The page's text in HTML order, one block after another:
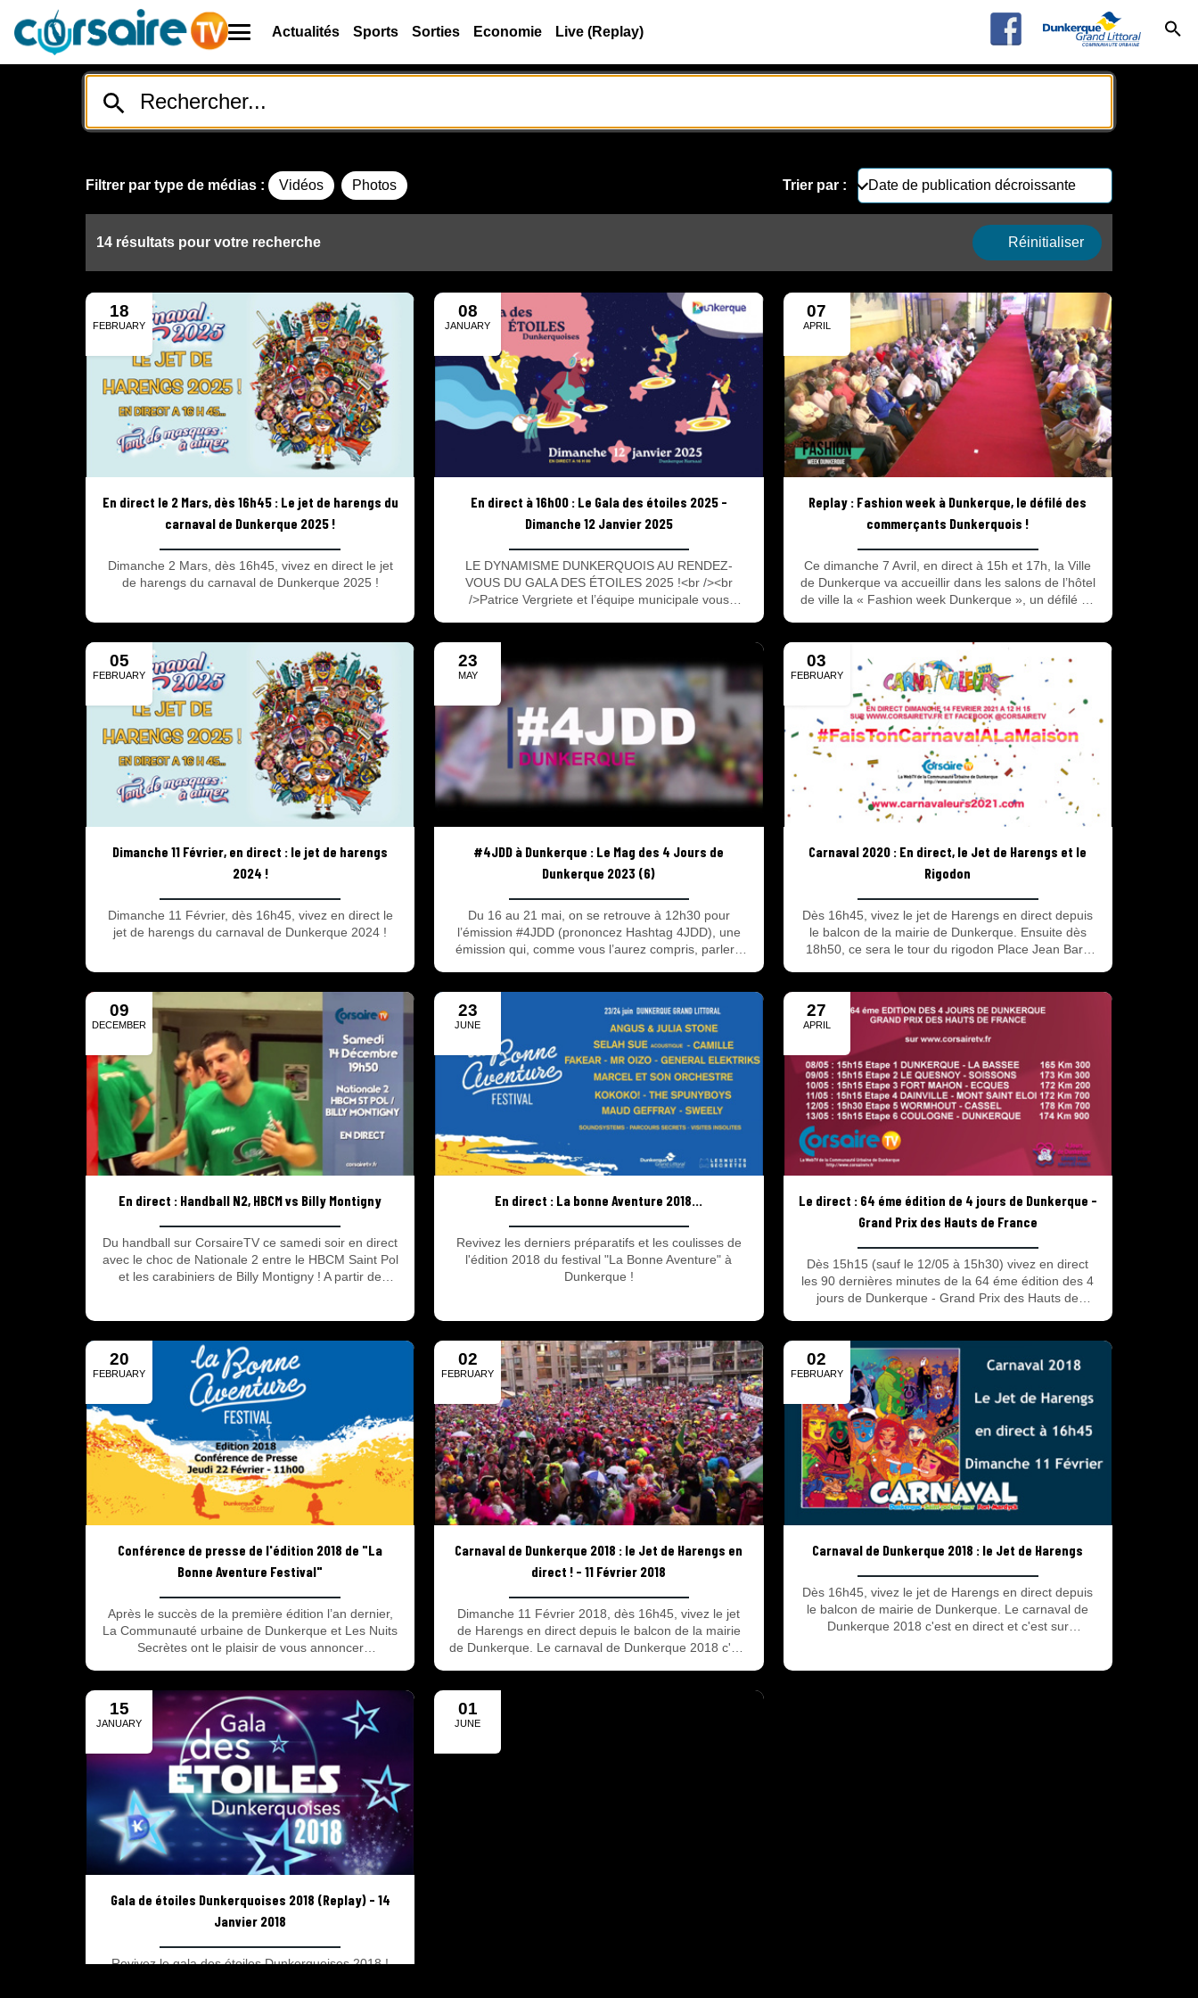
Actualités Sports Sorties Economie Live (Replay)
Filtrer par type de médias : Vidéos Photos Trier par :
14 résultats pour votre recherche Réinitialiser
18
FEBRUARY
En direct le 2 Mars, dès 16h45 : Le jet de harengs du
carnaval de Dunkerque 2025 !
Dimanche 2 Mars, dès 16h45, vivez en direct le jet
de harengs du carnaval de Dunkerque 2025 !
08
JANUARY
En direct à 16h00 : Le Gala des étoiles 2025 -
Dimanche 12 Janvier 2025
LE DYNAMISME DUNKERQUOIS AU RENDEZ-
VOUS DU GALA DES ÉTOILES 2025 !<br /><br
/>Patrice Vergriete et l’équipe municipale vous
<br />Arts urbains, danse et musique sont
notamment au programme de cette nouvelle
07
APRIL
Replay : Fashion week à Dunkerque, le défilé des
commerçants Dunkerquois !
Ce dimanche 7 Avril, en direct à 15h et 17h, la Ville
de Dunkerque va accueillir dans les salons de l’hôtel
de ville la « Fashion week Dunkerque », un défilé de
femme et enfants. <br />Deux défilés, rassemblant
chacun 11 enseignes.<br />Avec la participation de :
Lili Marguerite, Paris boutique, Chauss Môme,
Sergent Major, Fonteyne lingerie, Précieusement, Ms
Mode, Gaspard & Célestin (regroupement de trois
boutiques), Tango.
05
FEBRUARY
Dimanche 11 Février, en direct : le jet de harengs
2024 !
Dimanche 11 Février, dès 16h45, vivez en direct le
jet de harengs du carnaval de Dunkerque 2024 !
23
MAY
#4JDD à Dunkerque : Le Mag des 4 Jours de
Dunkerque 2023 (6)
Du 16 au 21 mai, on se retrouve à 12h30 pour
l’émission #4JDD (prononcez Hashtag 4JDD), une
émission qui, comme vous l’aurez compris, parlera
sportives du jour mais aussi des reportages, des
archives, des pronostics et surtout de la bonne
humeur ! L’émission sera présentée par Fabrice
Beder et Nico Mattan. Soyez au rendez-vous sur
Corsaire TV !
03
FEBRUARY
Carnaval 2020 : En direct, le Jet de Harengs et le
Rigodon
Dès 16h45, vivez le jet de Harengs en direct depuis
le balcon de la mairie de Dunkerque. Ensuite dès
18h50, ce sera le tour du rigodon Place Jean Bart.
09
DECEMBER
En direct : Handball N2, HBCM vs Billy Montigny
Du handball sur CorsaireTV ce samedi soir en direct
avec le choc de Nationale 2 entre le HBCM Saint Pol
et les carabiniers de Billy Montigny ! A partir de
23
JUNE
En direct : La bonne Aventure 2018...
Revivez les derniers préparatifs et les coulisses de
l'édition 2018 du festival "La Bonne Aventure" à
Dunkerque !
27
APRIL
Le direct : 64 éme édition de 4 jours de Dunkerque -
Grand Prix des Hauts de France
Dès 15h15 (sauf le 12/05 à 15h30) vivez en direct
les 90 dernières minutes de la 64 éme édition des 4
jours de Dunkerque - Grand Prix des Hauts de
20
FEBRUARY
Conférence de presse de l'édition 2018 de "La
Bonne Aventure Festival"
Après le succès de la première édition l’an dernier,
La Communauté urbaine de Dunkerque et Les Nuits
Secrètes ont le plaisir de vous annoncer
11h00.
02
FEBRUARY
Carnaval de Dunkerque 2018 : le Jet de Harengs en
direct ! - 11 Février 2018
Dimanche 11 Février 2018, dès 16h45, vivez le jet
de Harengs en direct depuis le balcon de la mairie
de Dunkerque. Le carnaval de Dunkerque 2018 c'est
02
FEBRUARY
Carnaval de Dunkerque 2018 : le Jet de Harengs
Dès 16h45, vivez le jet de Harengs en direct depuis
le balcon de mairie de Dunkerque. Le carnaval de
Dunkerque 2018 c'est en direct et c'est sur
15
JANUARY
Gala de étoiles Dunkerquoises 2018 (Replay) - 14
Janvier 2018
Revivez le gala des étoiles Dunkerquoises 2018 !
01
JUNE